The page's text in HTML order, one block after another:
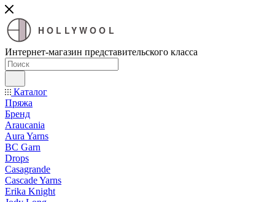
HOLLYWOOL
Интернет-магазин представительского класса
Каталог
Пряжа
Бренд
Araucania
Aura Yarns
BC Garn
Drops
Casagrande
Cascade Yarns
Erika Knight